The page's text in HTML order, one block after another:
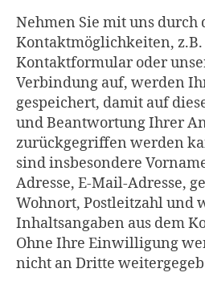
Nehmen Sie mit uns durch
Kontaktmöglichkeiten,
Kontaktformular oder
Verbindung auf, werden
gespeichert, damit auf
und Beantwortung Ihrer
zurückgegriffen werden
sind insbesondere
Adresse, E-Mail-Adresse,
Wohnort, Postleitzahl und
Inhaltsangaben aus dem
Ohne Ihre Einwilligung
nicht an Dritte